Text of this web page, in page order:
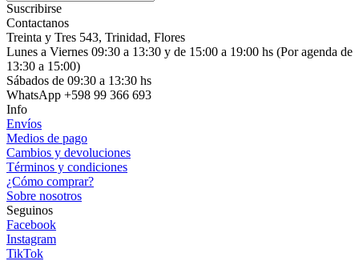
Suscribirse
Contactanos
Treinta y Tres 543, Trinidad, Flores
Lunes a Viernes 09:30 a 13:30 y de 15:00 a 19:00 hs (Por agenda de
13:30 a 15:00)
Sábados de 09:30 a 13:30 hs
WhatsApp +598 99 366 693
Info
Envíos
Medios de pago
Cambios y devoluciones
Términos y condiciones
¿Cómo comprar?
Sobre nosotros
Seguinos
Facebook
Instagram
TikTok